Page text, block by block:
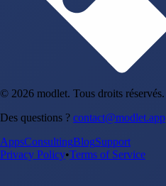
© 2026 modlet. Tous droits réservés.
Des questions ? contact@modlet.app
AppsConsultingBlogSupport
Privacy Policy•Terms of Service